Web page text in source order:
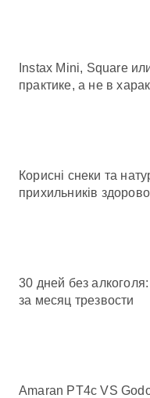
Instax Mini, Square
практике, а не в
Корисні снеки та
прихильників
30 дней без
за месяц трезвости
Amaran PT4c VS